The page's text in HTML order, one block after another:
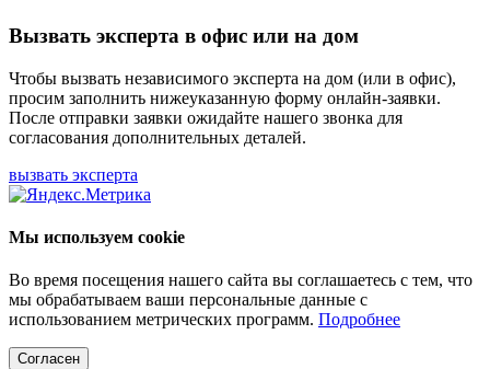
Вызвать эксперта в офис или на дом
Чтобы вызвать независимого эксперта на дом (или в офис),
просим заполнить нижеуказанную форму онлайн-заявки.
После отправки заявки ожидайте нашего звонка для
согласования дополнительных деталей.
вызвать эксперта
Мы используем cookie
Во время посещения нашего сайта вы соглашаетесь с тем, что
мы обрабатываем ваши персональные данные с
использованием метрических программ. Подробнее
Согласен